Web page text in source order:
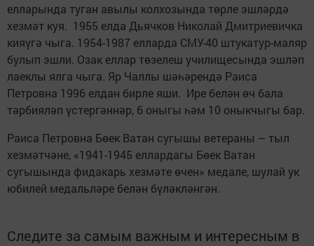
елларында туган авылы колхозында төрле эшләрдә
хезмәт куя. 1955 елда Дьячков Николай Дмитриевичка
кияүгә чыга. 1954-1987 елларда СМУ-40 штукатур-маляр
булып эшли. Озак еллар төзелеш училищесында эшләп
лаеклы ялга чыга. Яр Чаллы шәһәрендә Раиса
Петровна 1996 елдан бирле яши. Ире белән өч бала
тәрбияләп үстергәннәр, 6 оныгы һәм 10 оныкчыгы бар.
Раиса Петровна Бөек Ватан сугышы ветераны – тыл
хезмәтчәне, «1941-1945 еллардагы Бөек Ватан
сугышында фидакарь хезмәте өчен» медале, шулай ук
юбилей медальләре белән бүләкләнгән.
Следите за самым важным и интересным в